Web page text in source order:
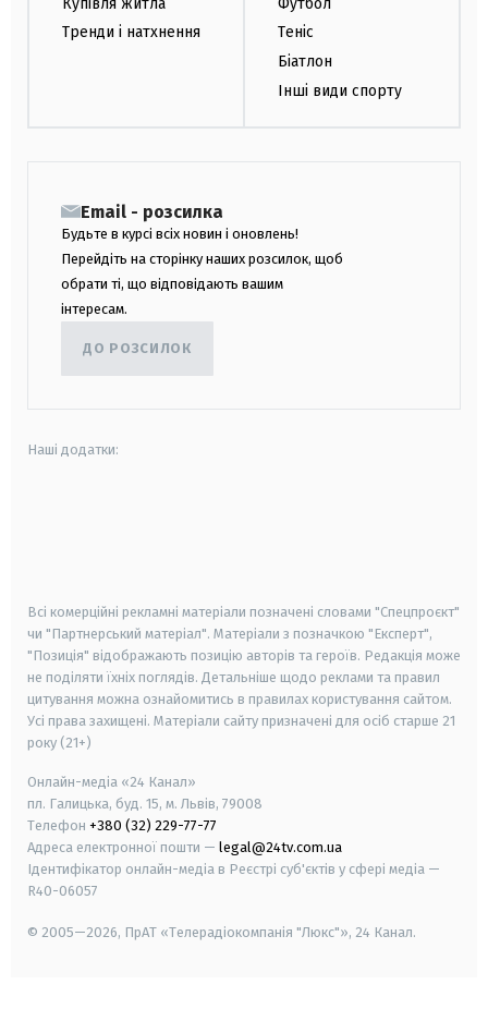
Тренди і натхнення
Теніс
Біатлон
Інші види спорту
Email - розсилка
Будьте в курсі всіх новин і оновлень!
Перейдіть на сторінку наших розсилок, щоб
обрати ті, що відповідають вашим
інтересам.
ДО РОЗСИЛОК
Наші додатки:
Всі комерційні рекламні матеріали позначені словами "Спецпроєкт"
чи "Партнерський матеріал". Матеріали з позначкою "Експерт",
"Позиція" відображають позицію авторів та героїв. Редакція може
не поділяти їхніх поглядів. Детальніше щодо реклами та правил
цитування можна ознайомитись в правилах користування сайтом.
Усі права захищені. Матеріали сайту призначені для осіб старше 21
року (21+)
Онлайн-медіа «24 Канал»
пл. Галицька, буд. 15, м. Львів, 79008
Телефон +380 (32) 229-77-77
Адреса електронної пошти — legal@24tv.com.ua
Ідентифікатор онлайн-медіа в Реєстрі суб'єктів у сфері медіа —
R40-06057
© 2005—2026, ПрАТ «Телерадіокомпанія "Люкс"», 24 Канал.